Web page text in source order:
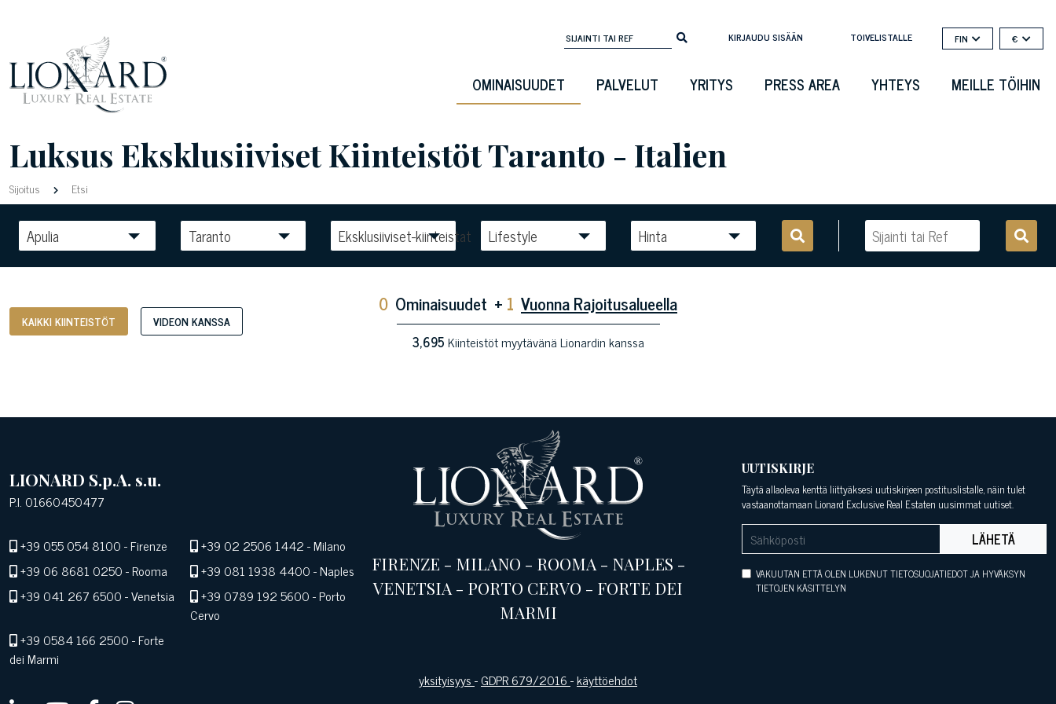
KIRJAUDU SISÄÄN TOIVELISTALLE FIN €
OMINAISUUDET PALVELUT YRITYS PRESS AREA YHTEYS MEILLE TÖIHIN
Luksus Eksklusiiviset Kiinteistöt Taranto - Italien
Sijoitus Etsi
Apulia Taranto Eksklusiiviset-kiinteistat Lifestyle Hinta
KAIKKI KIINTEISTÖT VIDEON KANSSA
0 Ominaisuudet + 1 Vuonna Rajoitusalueella
3,695Kiinteistöt myytävänä Lionardin kanssa
LIONARD S.p.A. s.u.
P.I. 01660450477
+39 055 054 8100- Firenze +39 02 2506 1442- Milano
+39 06 8681 0250- Rooma +39 081 1938 4400- Naples
+39 041 267 6500- Venetsia +39 0789 192 5600- Porto
Cervo
+39 0584 166 2500- Forte
dei Marmi
FIRENZE - MILANO - ROOMA - NAPLES -
VENETSIA - PORTO CERVO - FORTE DEI
MARMI
yksityisyys-GDPR 679/2016-käyttöehdot
UUTISKIRJE
Täytä allaoleva kenttä liittyäksesi uutiskirjeen postituslistalle, näin tulet
vastaanottamaan Lionard Exclusive Real Estaten uusimmat uutiset.
LÄHETÄ
VAKUUTAN ETTÄ OLEN LUKENUT TIETOSUOJATIEDOT JA HYVÄKSYN
TIETOJEN KÄSITTELYN